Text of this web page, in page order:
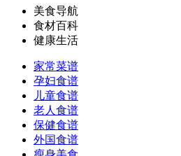
美食导航
食材百科
健康生活
家常菜谱
孕妇食谱
儿童食谱
老人食谱
保健食谱
外国食谱